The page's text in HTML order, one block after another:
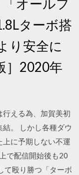
オールフ
ターボ搭
り安全に
］2020年
行える為、加賀美初
。 しかし各種ダウ
上に予期しない不運
で配信開始後も20
て殴り勝つ「ターボ